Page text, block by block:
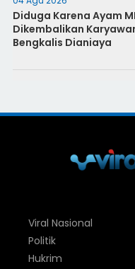
Diduga Karena Ayam
Dikembalikan
Bengkalis Dianiaya
Viral Nasional
Politik
Hukrim